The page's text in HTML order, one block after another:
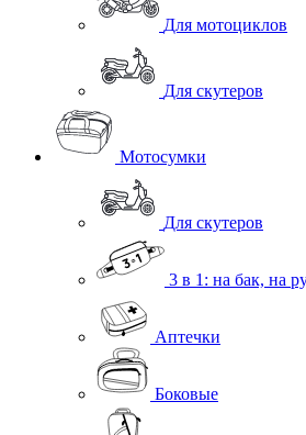
Для мотоциклов
Для скутеров
Мотосумки
Для скутеров
3 в 1: на бак, на
Аптечки
Боковые